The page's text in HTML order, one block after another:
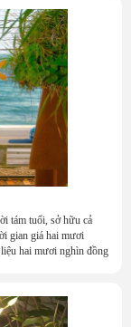
tám tuổi, sở hữu cả
gian giá hai mươi
hai mươi nghìn đồng